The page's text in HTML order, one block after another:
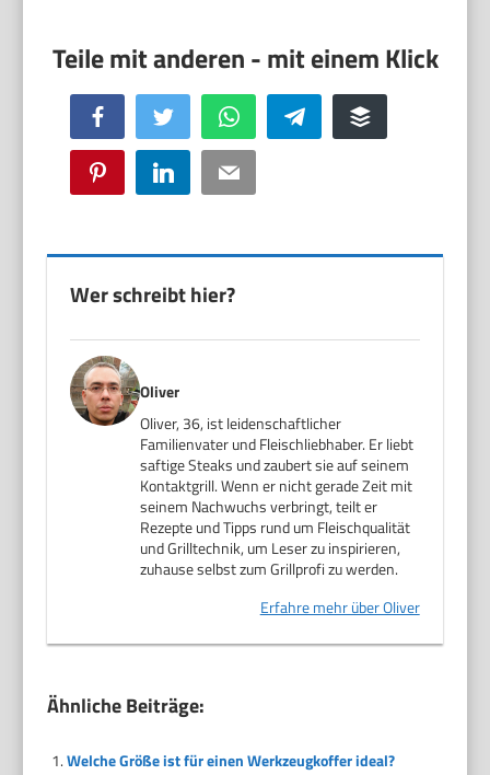
Facebook Twitter WhatsApp Telegram Buffer
Pinterest LinkedIn Email
Wer schreibt hier?
Oliver
Oliver, 36, ist leidenschaftlicher
Familienvater und Fleischliebhaber. Er liebt
saftige Steaks und zaubert sie auf seinem
Kontaktgrill. Wenn er nicht gerade Zeit mit
seinem Nachwuchs verbringt, teilt er
Rezepte und Tipps rund um Fleischqualität
und Grilltechnik, um Leser zu inspirieren,
zuhause selbst zum Grillprofi zu werden.
Erfahre mehr über Oliver
Ähnliche Beiträge:
Welche Größe ist für einen Werkzeugkoffer ideal?